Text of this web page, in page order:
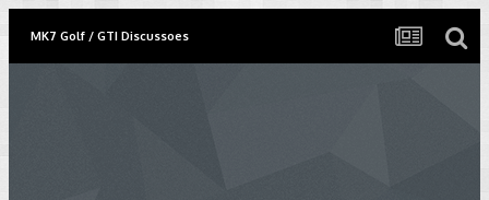
MK7 Golf / GTI Discussoes